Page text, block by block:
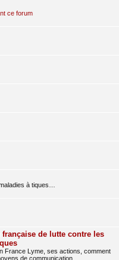
ce forum
à tiques…
de lutte contre les
France Lyme, ses actions, comment
de communication…